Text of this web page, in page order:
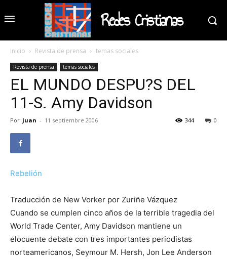
Redes Cristianas
Inicio Revista de prensa temas sociales
Revista de prensa temas sociales
EL MUNDO DESPU?S DEL
11-S. Amy Davidson
Por Juan - 11 septiembre 2006 0
344
Rebelión
Traducción de New Vorker por Zuriñe Vázquez
Cuando se cumplen cinco años de la terrible tragedia del
World Trade Center, Amy Davidson mantiene un
elocuente debate con tres importantes periodistas
norteamericanos, Seymour M. Hersh, Jon Lee Anderson